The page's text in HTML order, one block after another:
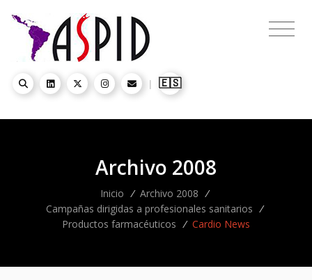
| 🇪🇸
Archivo 2008
Inicio / Archivo 2008 /
Campañas dirigidas a profesionales sanitarios /
Productos farmacéuticos / Cardio News